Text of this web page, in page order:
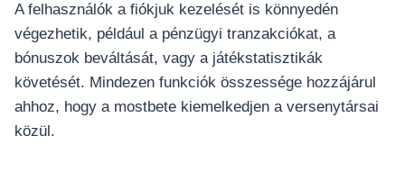
A felhasználók a fiókjuk kezelését is könnyedén
végezhetik, például a pénzügyi tranzakciókat, a
bónuszok beváltását, vagy a játékstatisztikák
követését. Mindezen funkciók összessége hozzájárul
ahhoz, hogy a mostbete kiemelkedjen a versenytársai
közül.